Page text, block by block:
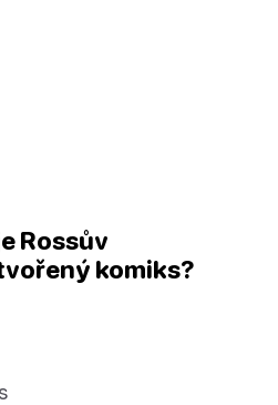
Rossův
komiks?